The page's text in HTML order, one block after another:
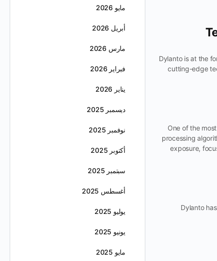
Dylanto is at the
cutting-edge
One of the
processing
exposure,
Dylanto
مايو 2026
أبريل 2026
مارس 2026
فبراير 2026
يناير 2026
ديسمبر 2025
نوفمبر 2025
أكتوبر 2025
سبتمبر 2025
أغسطس 2025
يوليو 2025
يونيو 2025
مايو 2025